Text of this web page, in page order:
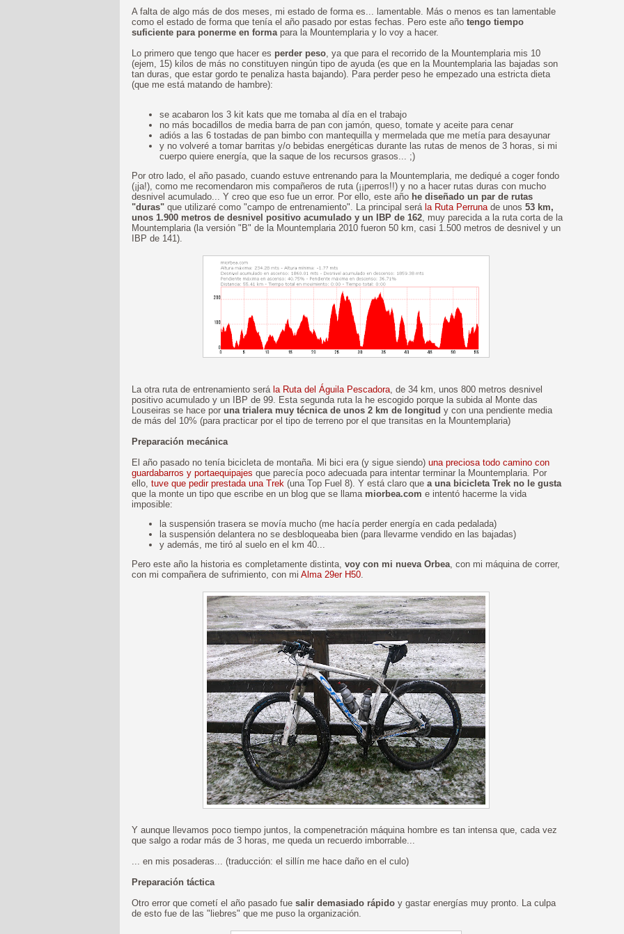
A falta de algo más de dos meses, mi estado de forma es... lamentable. Más o menos es tan lamentable
como el estado de forma que tenía el año pasado por estas fechas. Pero este año tengo tiempo
suficiente para ponerme en formapara la Mountemplaria y lo voy a hacer.
Lo primero que tengo que hacer es perder peso, ya que para el recorrido de la Mountemplaria mis 10
(ejem, 15) kilos de más no constituyen ningún tipo de ayuda (es que en la Mountemplaria las bajadas son
tan duras, que estar gordo te penaliza hasta bajando). Para perder peso he empezado una estricta dieta
(que me está matando de hambre):
se acabaron los 3 kit kats que me tomaba al día en el trabajo
no más bocadillos de media barra de pan con jamón, queso, tomate y aceite para cenar
adiós a las 6 tostadas de pan bimbo con mantequilla y mermelada que me metía para desayunar
y no volveré a tomar barritas y/o bebidas energéticas durante las rutas de menos de 3 horas, si mi
cuerpo quiere energía, que la saque de los recursos grasos... ;)
Por otro lado, el año pasado, cuando estuve entrenando para la Mountemplaria, me dediqué a coger fondo
(¡ja!), como me recomendaron mis compañeros de ruta (¡¡perros!!) y no a hacer rutas duras con mucho
desnivel acumulado... Y creo que eso fue un error. Por ello, este año he diseñado un par de rutas
"duras" que utilizaré como "campo de entrenamiento". La principal será la Ruta Perrunade unos 53 km,
unos 1.900 metros de desnivel positivo acumulado y un IBP de 162, muy parecida a la ruta corta de la
Mountemplaria (la versión "B" de la Mountemplaria 2010 fueron 50 km, casi 1.500 metros de desnivel y un
IBP de 141).
La otra ruta de entrenamiento será la Ruta del Águila Pescadora, de 34 km, unos 800 metros desnivel
positivo acumulado y un IBP de 99. Esta segunda ruta la he escogido porque la subida al Monte das
Louseiras se hace por una trialera muy técnica de unos 2 km de longitud y con una pendiente media
de más del 10% (para practicar por el tipo de terreno por el que transitas en la Mountemplaria)
Preparación mecánica
El año pasado no tenía bicicleta de montaña. Mi bici era (y sigue siendo) una preciosa todo camino con
guardabarros y portaequipajes que parecía poco adecuada para intentar terminar la Mountemplaria. Por
ello, tuve que pedir prestada una Trek (una Top Fuel 8). Y está claro que a una bicicleta Trek no le gusta
que la monte un tipo que escribe en un blog que se llama miorbea.com e intentó hacerme la vida
imposible:
la suspensión trasera se movía mucho (me hacía perder energía en cada pedalada)
la suspensión delantera no se desbloqueaba bien (para llevarme vendido en las bajadas)
y además, me tiró al suelo en el km 40...
Pero este año la historia es completamente distinta, voy con mi nueva Orbea, con mi máquina de correr,
con mi compañera de sufrimiento, con mi Alma 29er H50.
Y aunque llevamos poco tiempo juntos, la compenetración máquina hombre es tan intensa que, cada vez
que salgo a rodar más de 3 horas, me queda un recuerdo imborrable...
... en mis posaderas... (traducción: el sillín me hace daño en el culo)
Preparación táctica
Otro error que cometí el año pasado fue salir demasiado rápido y gastar energías muy pronto. La culpa
de esto fue de las "liebres" que me puso la organización.